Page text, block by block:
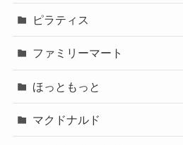
ピラティス
ファミリーマート
ほっともっと
マクドナルド